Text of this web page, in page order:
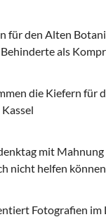
für den Alten
als
die Kiefern für
mit
nicht helfen
Fotografien im